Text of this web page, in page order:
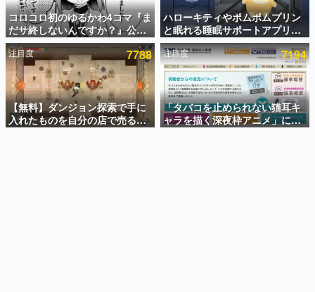
聞きし、ヒットする企画（ゲーム）とは何か？を探ってい
きます。
赫本
この物語を解いてはいけない。『赫本』は、〈試験問題〉
の形をした短編ホラー小説集です。
新世代に訊く
これからのデジタルゲーム市場を担う若きクリエイター達
の姿を追い、彼らのルーツと情熱を探っていきます。
コロコロ初のゆるかわ4コマ『ま
だサ終しないんですか？』公開
スタート。主人公は新入社員の
侘石ダイヤ、ゲーム会社を舞台
にトラブルへ対応する社員たち
を描く
ハローキティやポムポムプリン
と眠れる睡眠サポートアプリ
『ゆめたび』が配信中。キャラ
ごとのASMRや目覚ましアラー
ムも搭載
注目度 7788
【無料】ダンジョン探索で手に
入れたものを自分の店で売るゲ
ーム『Moonlighter』がSteam
注目度 7194
「タバコを止められない猫耳キ
ャラを描く深夜枠アニメ」に視
聴者の一部から批判意見。違法